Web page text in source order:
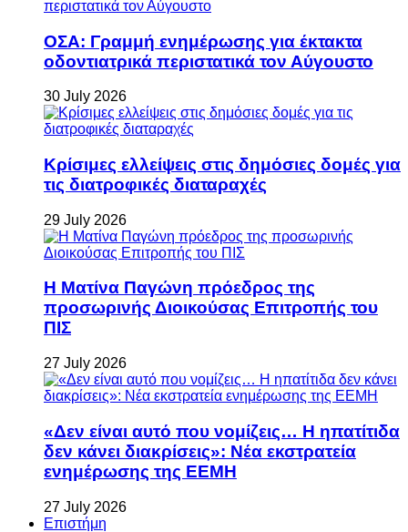
ΟΣΑ: Γραμμή ενημέρωσης για έκτακτα
οδοντιατρικά περιστατικά τον Αύγουστο
30 July 2026
Κρίσιμες ελλείψεις στις δημόσιες δομές για
τις διατροφικές διαταραχές
29 July 2026
Η Ματίνα Παγώνη πρόεδρος της
προσωρινής Διοικούσας Επιτροπής του
ΠΙΣ
27 July 2026
«Δεν είναι αυτό που νομίζεις… Η ηπατίτιδα
δεν κάνει διακρίσεις»: Νέα εκστρατεία
ενημέρωσης της ΕΕΜΗ
27 July 2026
Επιστήμη